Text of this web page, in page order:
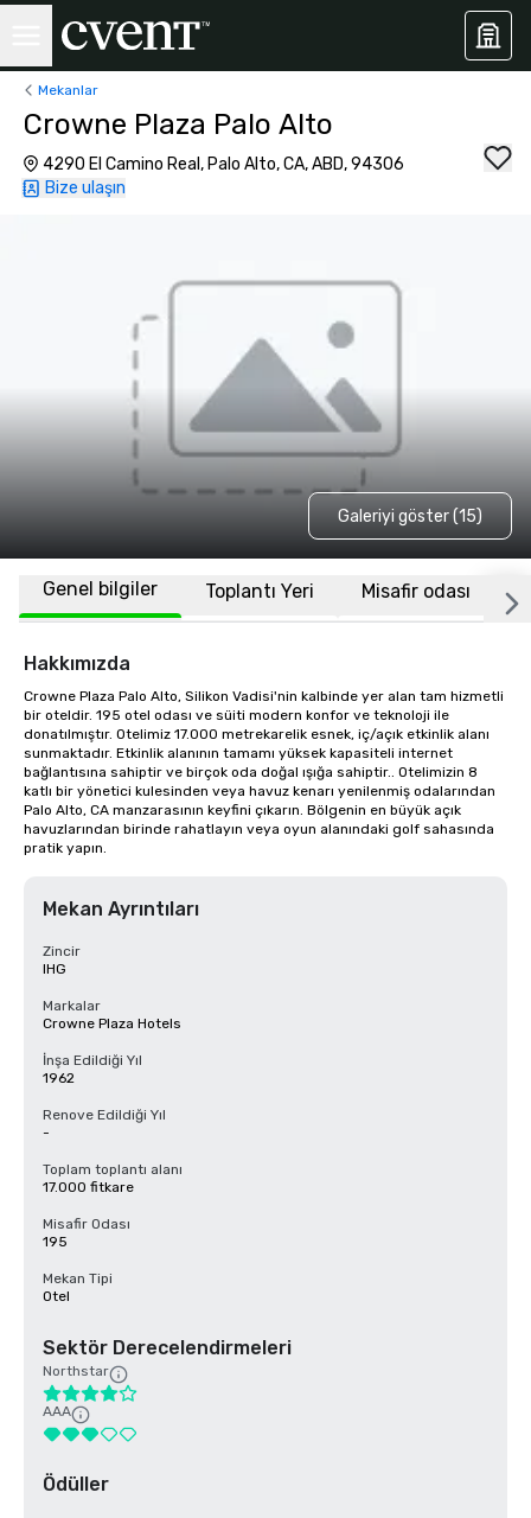
Mekanlar
Crowne Plaza Palo Alto
4290 El Camino Real, Palo Alto, CA, ABD, 94306
Bize ulaşın
Galeriyi göster (15)
Genel bilgiler Toplantı Yeri Misafir odası
Hakkımızda
Crowne Plaza Palo Alto, Silikon Vadisi'nin kalbinde yer alan tam hizmetli
bir oteldir. 195 otel odası ve süiti modern konfor ve teknoloji ile
donatılmıştır. Otelimiz 17.000 metrekarelik esnek, iç/açık etkinlik alanı
sunmaktadır. Etkinlik alanının tamamı yüksek kapasiteli internet
bağlantısına sahiptir ve birçok oda doğal ışığa sahiptir.. Otelimizin 8
katlı bir yönetici kulesinden veya havuz kenarı yenilenmiş odalarından
Palo Alto, CA manzarasının keyfini çıkarın. Bölgenin en büyük açık
havuzlarından birinde rahatlayın veya oyun alanındaki golf sahasında
pratik yapın.
Mekan Ayrıntıları
Zincir
IHG
Markalar
Crowne Plaza Hotels
İnşa Edildiği Yıl
1962
Renove Edildiği Yıl
-
Toplam toplantı alanı
17.000 fitkare
Misafir Odası
195
Mekan Tipi
Otel
Sektör Derecelendirmeleri
Northstar
AAA
Ödüller